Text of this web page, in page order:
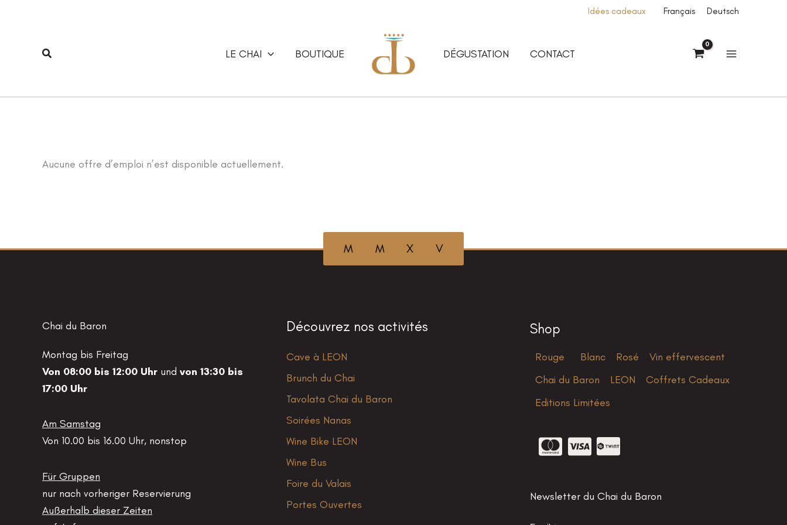
Idées cadeaux Français Deutsch
Rechercher LE CHAI BOUTIQUE DÉGUSTATION CONTACT
Aucune offre d’emploi n’est disponible actuellement.
M M X V
Chai du Baron
Montag bis Freitag
Von 08:00 bis 12:00 Uhr und von 13:30 bis
17:00 Uhr
Am Samstag
Von 10.00 bis 16.00 Uhr, nonstop
Für Gruppen
nur nach vorheriger Reservierung
Außerhalb dieser Zeiten
Découvrez nos activités
Cave à LEON
Brunch du Chai
Tavolata Chai du Baron
Soirées Nanas
Wine Bike LEON
Wine Bus
Foire du Valais
Portes Ouvertes
Shop
Rouge Blanc Rosé
Vin effervescent
Chai du Baron
LEON
Coffrets Cadeaux
Editions Limitées
Newsletter du Chai du Baron